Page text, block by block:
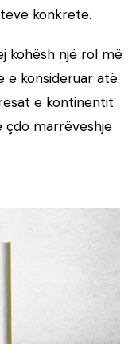
konkrete.
kohësh një rol më
e konsideruar atë
e kontinentit
marrëveshje